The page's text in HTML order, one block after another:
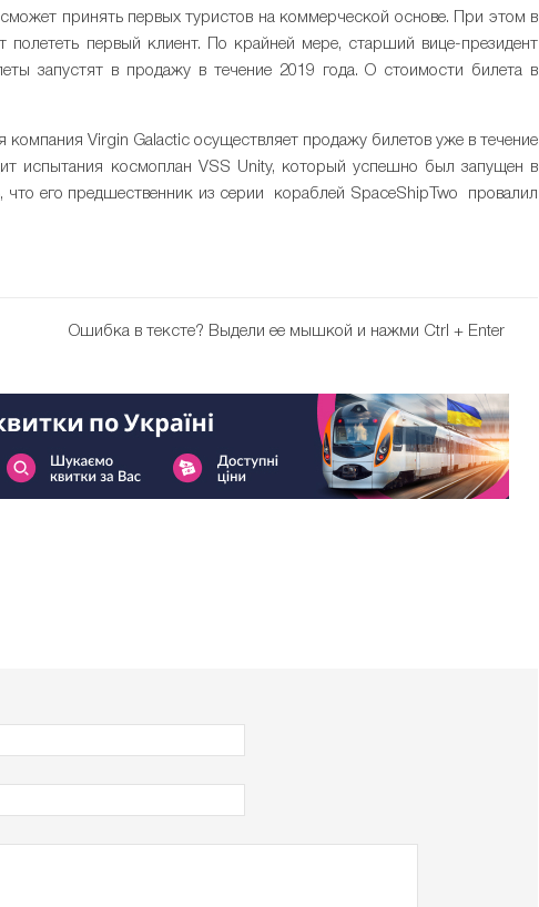
принять первых туристов на коммерческой основе. При этом в
полететь первый клиент. По крайней мере, старший вице-президент
запустят в продажу в течение 2019 года. О стоимости билета в
Virgin Galactic осуществляет продажу билетов уже в течение
испытания космоплан VSS Unity, который успешно был запущен в
что его предшественник из серии кораблей SpaceShipTwo провалил
Ошибка в тексте? Выдели ее мышкой и нажми Ctrl + Enter